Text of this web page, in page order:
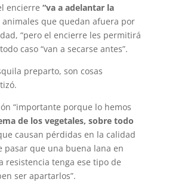
encierre “va a adelantar la
que quedan afuera por
“pero el encierre les permitirá
caso “van a secarse antes”.
preparto, son cosas
“importante porque lo hemos
de los vegetales, sobre todo
causan pérdidas en la calidad
pasar que una buena lana en
resistencia tenga ese tipo de
ser apartarlos”.